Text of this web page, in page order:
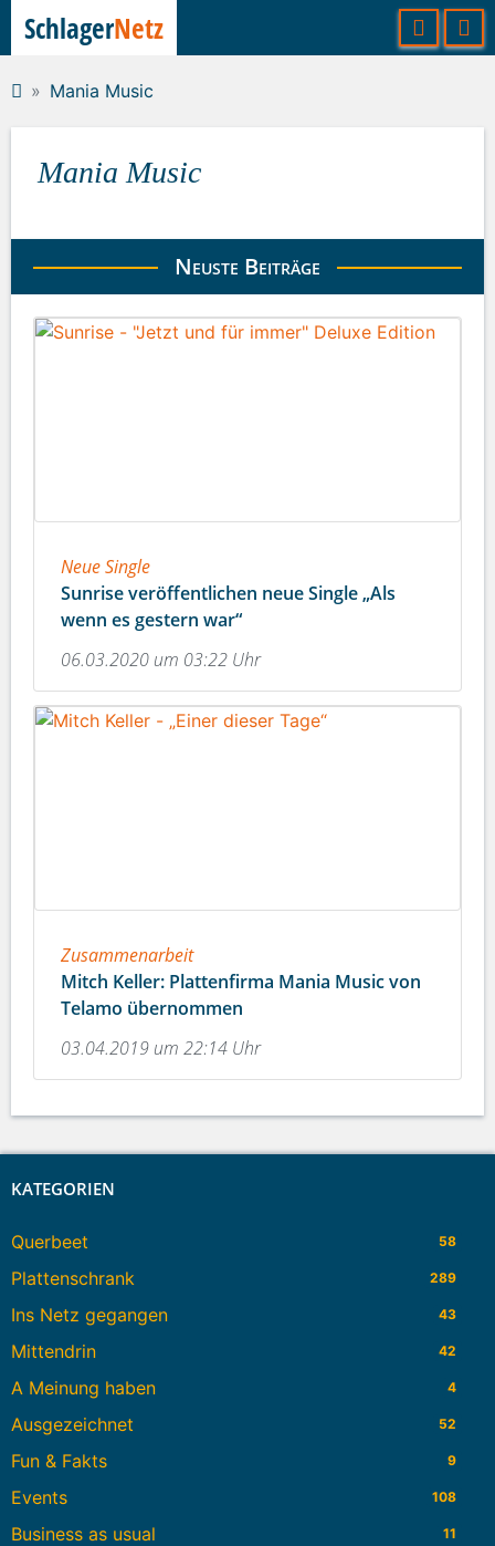
Mania Music
Mania Music
Neuste Beiträge
Neue Single
Sunrise veröffentlichen neue Single „Als
wenn es gestern war“
06.03.2020 um 03:22 Uhr
Zusammenarbeit
Mitch Keller: Plattenfirma Mania Music von
Telamo übernommen
03.04.2019 um 22:14 Uhr
SchlagerNetz
KATEGORIEN
Querbeet 58
Plattenschrank 289
Ins Netz gegangen 43
Mittendrin 42
A Meinung haben 4
Ausgezeichnet 52
Fun & Fakts 9
Events 108
Business as usual 11